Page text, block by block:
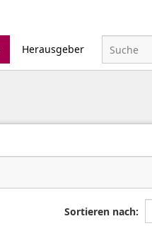
Herausgeber
Sortieren nach